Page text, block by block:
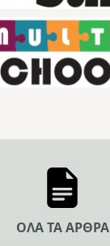
ΟΛΑ ΤΑ ΑΡΘΡΑ